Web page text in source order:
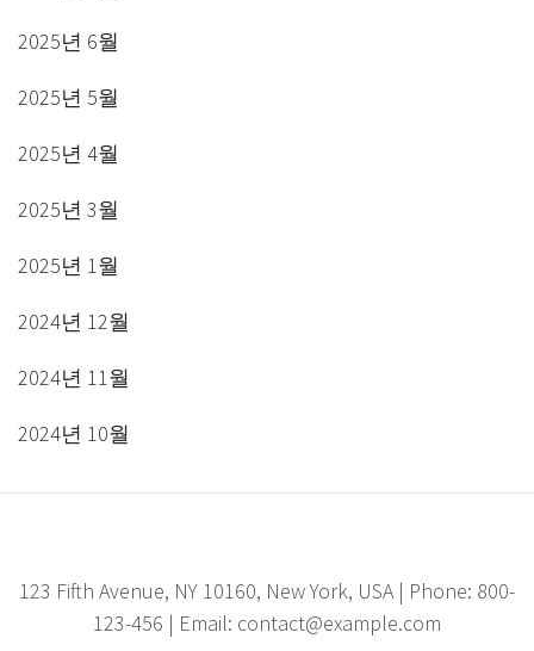
2025년 6월
2025년 5월
2025년 4월
2025년 3월
2025년 1월
2024년 12월
2024년 11월
2024년 10월
123 Fifth Avenue, NY 10160, New York, USA | Phone: 800-
123-456 | Email: contact@example.com